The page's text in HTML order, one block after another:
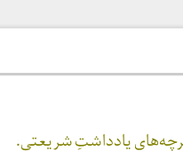
یادداشتِ شریعتی.